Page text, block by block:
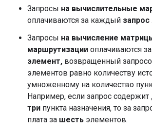
Запросы на вычислительные
оплачиваются за каждый запрос .
Запросы на вычисление
маршрутизации оплачиваются
элемент, возвращенный
элементов равно количеству
умноженному на количество
Например, если запрос содержит
три пункта назначения, то за
плата за шесть элементов.